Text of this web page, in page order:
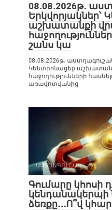
08․08․2026թ․
Երկվորյակներ՝
աշխատանքի
շանս կա
08․08․2026թ․
Կենտրոնացեք
հաջողությունների
առավոտվանից
ԱՍՏՂԱԳՈՒՇԱԿ
Գումարը կհոսի
կենդանակերպի
ձեռքը․․․Ո՞վ